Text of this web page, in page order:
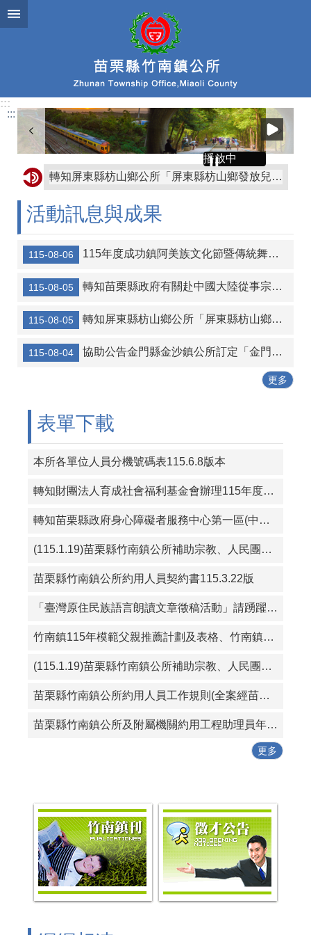
跳到主要內容區塊
:::
:::
播放中
轉知屏東縣枋山鄉公所「屏東縣枋山鄉發放兒童節兒童禮金自治條例」部分條文公告、令、總說明、修正條文對照表及全部條文各1份
【協助宣導】監察院115年營利事業捐贈政治獻金文宣
協助海洋委員會宣傳-本會訂於115年8月14日辦理「海岸韌性Plus－海青提案行動工作坊」
115年暑期保護青少年-青春專案
【協助公告】宜蘭縣壯圍鄉公所制定「宜蘭縣壯圍鄉鄰長工作協助費補助作業辦法」
115年度成功鎮阿美族文化節暨傳統舞蹈競賽及族語推廣系列活動
活動訊息與成果
115-08-06 115年度成功鎮阿美族文化節暨傳統舞蹈競賽及族語推廣系列活動
115-08-05 轉知苗栗縣政府有關赴中國大陸從事宗教交流相關風險及注意事項
115-08-05 轉知屏東縣枋山鄉公所「屏東縣枋山鄉發放兒童節兒童禮金自治條例」部分條文公告、令、總說明、修正條文對照表及全部條文各1份
115-08-04 協助公告金門縣金沙鎮公所訂定「金門縣金沙鎮鼓勵生育獎勵金發放自治條例」令、公告、條文全文、總說明、條文對照表各1份
更多
表單下載
本所各單位人員分機號碼表115.6.8版本
轉知財團法人育成社會福利基金會辦理115年度「從CRPD到ISP－專業人員支持身心障礙者積極參與個別化服務計畫研習課程」報名簡章資料
轉知苗栗縣政府身心障礙者服務中心第一區(中華民國珍珠社會福利服務協會承辦)辦理「一家心聚系列宣導活動」第1次活動簡章
(115.1.19)苗栗縣竹南鎮公所補助宗教、人民團體活動實施要點
苗栗縣竹南鎮公所約用人員契約書115.3.22版
「臺灣原住民族語言朗讀文章徵稿活動」請踴躍投稿
竹南鎮115年模範父親推薦計劃及表格、竹南鎮115好人好事代表推薦計畫及表格
(115.1.19)苗栗縣竹南鎮公所補助宗教、人民團體活動實施要點
苗栗縣竹南鎮公所約用人員工作規則(全案經苗栗縣政府115年1月19日府勞資字第1150005614號同意備查)
苗栗縣竹南鎮公所及附屬機關約用工程助理員年終考核紀錄表
更多